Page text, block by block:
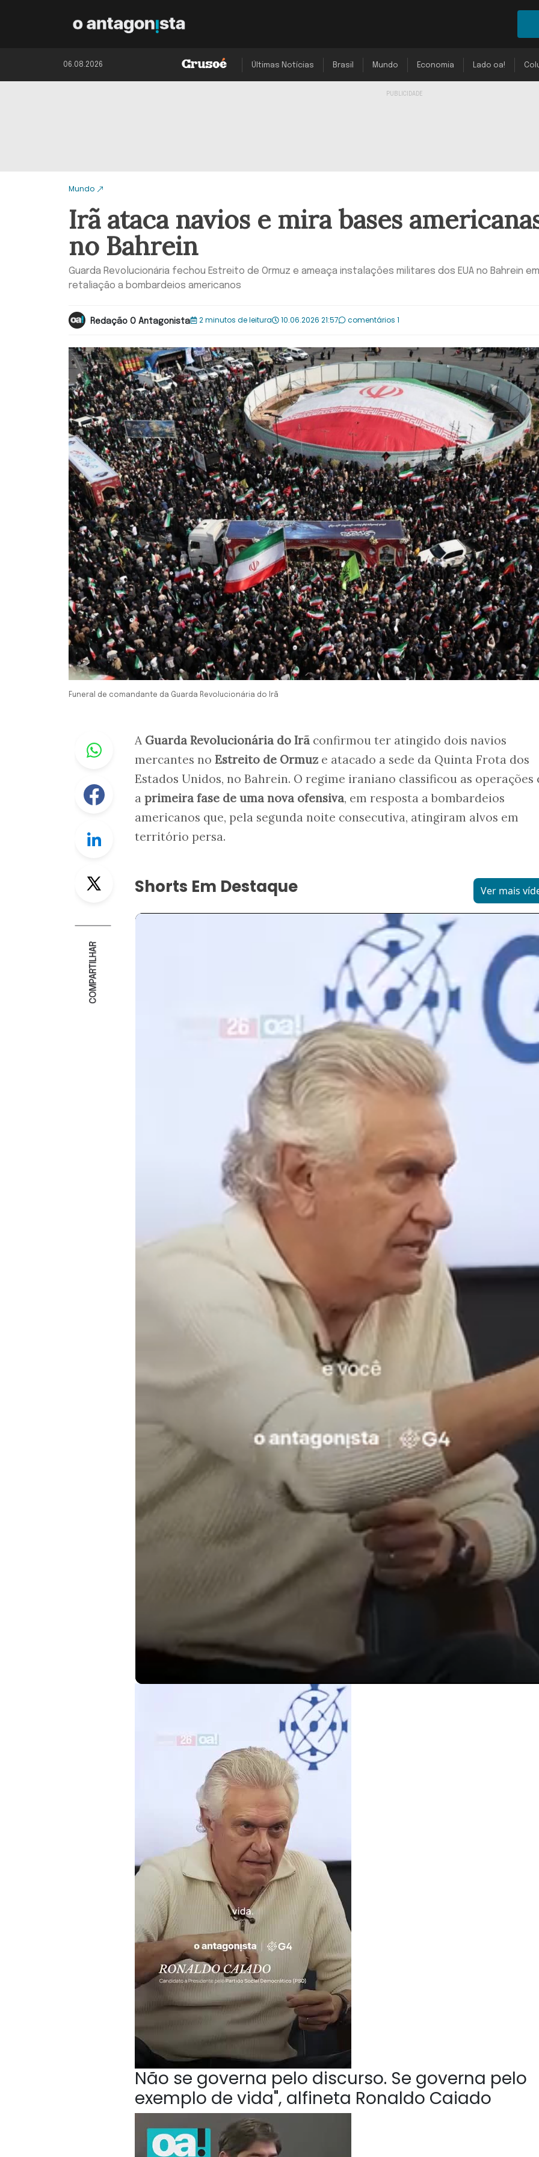
06.08.2026 Últimas Notícias Brasil Mundo Economia Lado oa!
Mundo
Irã ataca navios e mira bases
no Bahrein
Guarda Revolucionária fechou Estreito de Ormuz e ameaça instalações militares dos EUA no Bahrein em
retaliação a bombardeios americanos
Redação O Antagonista 2 minutos de leitura 10.06.2026 21:57 comentários 1
Funeral de comandante da Guarda Revolucionária do Irã
Whastapp
Facebook
COMPARTILHAR
A Guarda Revolucionária do Irã confirmou ter atingido dois navios
mercantes no Estreito de Ormuz e atacado a sede da Quinta Frota dos
Estados Unidos, no Bahrein. O regime iraniano classificou as operações
a primeira fase de uma nova ofensiva, em resposta a bombardeios
americanos que, pela segunda noite consecutiva, atingiram alvos em
território persa.
Shorts Em Destaque Ver mais
Não se governa pelo discurso. Se governa pelo
exemplo de vida", alfineta Ronaldo Caiado